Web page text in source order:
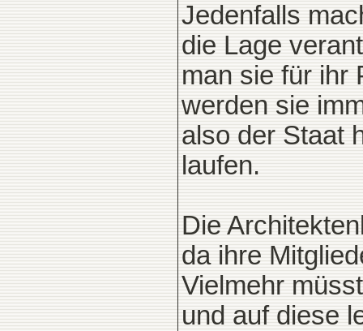
Jedenfalls
die Lage
man sie für ihr
werden sie
also der Staat
laufen.
Die
da ihre
Vielmehr
und auf diese